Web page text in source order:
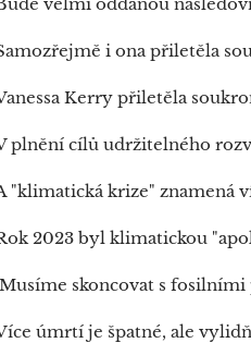
i ona přiletěla
Kerry přiletěla
plnění cílů udržitelného
"klimatická krize" znamená
2023 byl klimatickou
Musíme skoncovat s
úmrtí je špatné, ale